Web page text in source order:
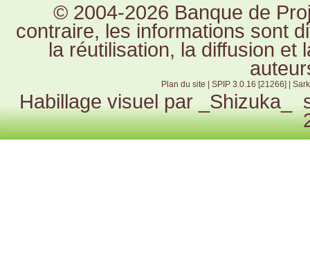
© 2004-2026 Banque de
contraire, les informations sont
la réutilisation, la diffusion et
Plan du site SPIP 3.0.16 [21266]
Habillage visuel par _Shizuka_